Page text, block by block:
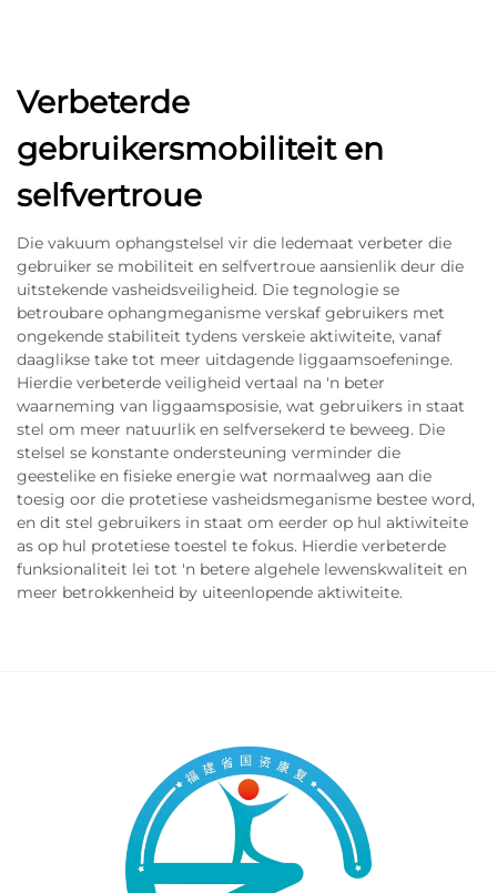
Verbeterde
gebruikersmobiliteit en
selfvertroue
Die vakuum ophangstelsel vir die ledemaat verbeter die
gebruiker se mobiliteit en selfvertroue aansienlik deur die
uitstekende vasheidsveiligheid. Die tegnologie se
betroubare ophangmeganisme verskaf gebruikers met
ongekende stabiliteit tydens verskeie aktiwiteite, vanaf
daaglikse take tot meer uitdagende liggaamsoefeninge.
Hierdie verbeterde veiligheid vertaal na 'n beter
waarneming van liggaamsposisie, wat gebruikers in staat
stel om meer natuurlik en selfversekerd te beweeg. Die
stelsel se konstante ondersteuning verminder die
geestelike en fisieke energie wat normaalweg aan die
toesig oor die protetiese vasheidsmeganisme bestee word,
en dit stel gebruikers in staat om eerder op hul aktiwiteite
as op hul protetiese toestel te fokus. Hierdie verbeterde
funksionaliteit lei tot 'n betere algehele lewenskwaliteit en
meer betrokkenheid by uiteenlopende aktiwiteite.